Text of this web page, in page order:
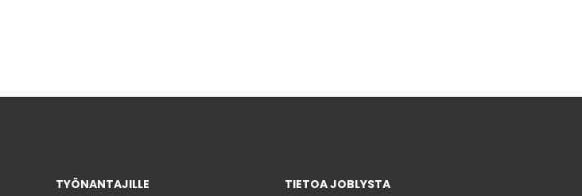
TYÖNANTAJILLE TIETOA JOBLYSTA